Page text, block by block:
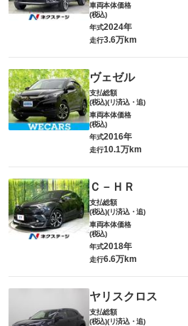
車両本体価格
(税込)
年式2024年
走行3.6万km
ヴェゼル
支払総額
(税込)(リ済込・追)
車両本体価格
(税込)
年式2016年
走行10.1万km
Ｃ－ＨＲ
支払総額
(税込)(リ済込・追)
車両本体価格
(税込)
年式2018年
走行6.6万km
ヤリスクロス
支払総額
(税込)(リ済込・追)